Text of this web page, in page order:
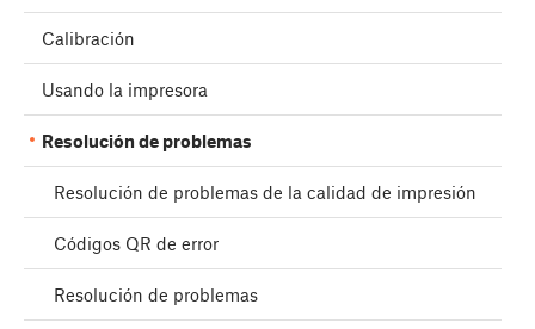
Calibración
Usando la impresora
Resolución de problemas
Resolución de problemas de la calidad de impresión
Códigos QR de error
Resolución de problemas